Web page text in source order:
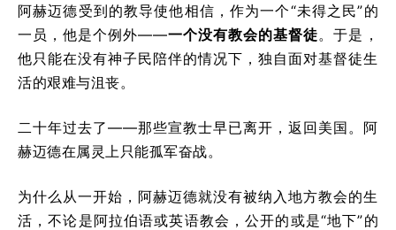
阿赫迈德受到的教导使他相信，作为一个“未得之民”的
一员，他是个例外——一个没有教会的基督徒。于是，
他只能在没有神子民陪伴的情况下，独自面对基督徒生
活的艰难与沮丧。
二十年过去了——那些宣教士早已离开，返回美国。阿
赫迈德在属灵上只能孤军奋战。
为什么从一开始，阿赫迈德就没有被纳入地方教会的生
活，不论是阿拉伯语或英语教会，公开的或是“地下”的